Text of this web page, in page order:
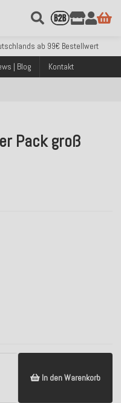
ab 99€ Bestellwert
Bestellungen
ab 99€ Bestellwert
Bestellungen
& Amazon Pay
ab 99€ Bestellwert
| Blog Kontakt
Pack groß
In den Warenkorb